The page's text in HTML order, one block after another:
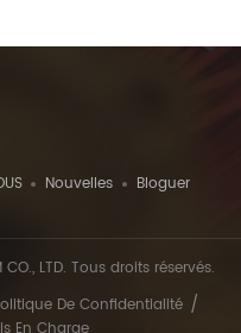
Nouvelles Bloguer
LTD. Tous droits réservés.
De Confidentialité /